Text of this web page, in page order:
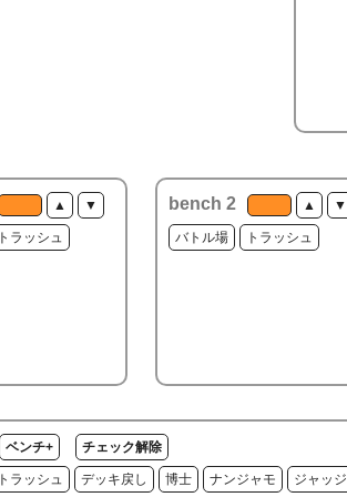
▲ ▼
トラッシュ
bench 2 ▲ ▼
バトル場 トラッシュ
ベンチ+ チェック解除
トラッシュ デッキ戻し 博士 ナンジャモ ジャッ